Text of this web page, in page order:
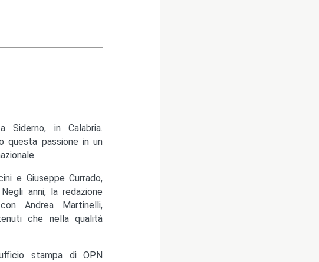
in Calabria.
questa passione in un
e Giuseppe Currado,
anni, la redazione
Andrea Martinelli,
che nella qualità
stampa di OPN